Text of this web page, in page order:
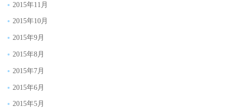
2015年11月
2015年10月
2015年9月
2015年8月
2015年7月
2015年6月
2015年5月